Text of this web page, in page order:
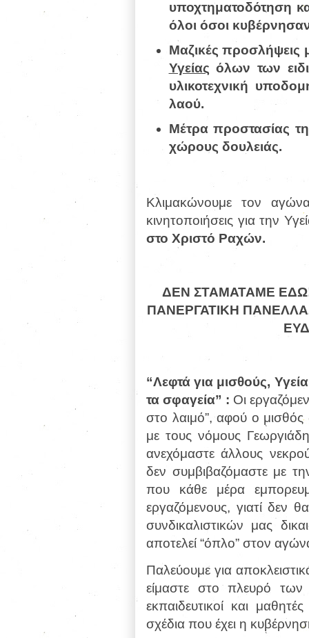
υποχτηματοδότηση
όλοι όσοι
Μαζικές
Υγείας όλων των
υλικοτεχνική
λαού.
Μέτρα προστασίας
χώρους δουλειάς.
Κλιμακώνουμε τον
κινητοποιήσεις για την
στο Χριστό Ραχών.
ΔΕΝ ΣΤΑΜΑΤΑΜΕ
ΠΑΝΕΡΓΑΤΙΚΗ
“Λεφτά για μισθούς,
τα σφαγεία” : Οι
στο λαιμό”, αφού ο μισθός
με τους νόμους
ανεχόμαστε άλλους
δεν συμβιβαζόμαστε με
που κάθε μέρα
εργαζόμενους, γιατί δεν
συνδικαλιστικών μας
αποτελεί “όπλο” στον
Παλεύουμε για
είμαστε στο πλευρό των
εκπαιδευτικοί και
σχέδια που έχει η